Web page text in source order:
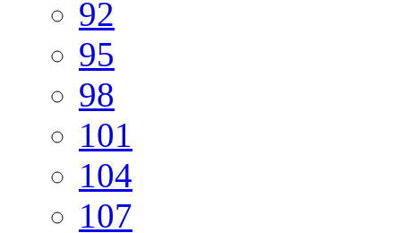
92
95
98
101
104
107